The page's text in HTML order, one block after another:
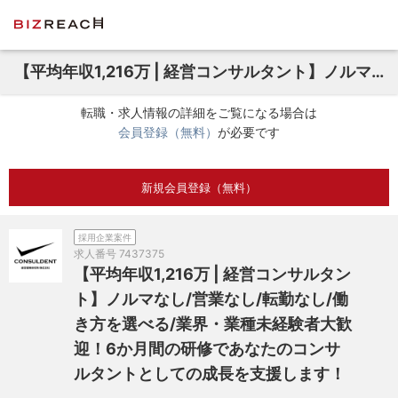
【平均年収1,216万 | 経営コンサルタント】ノルマなし/営業なし/転勤なし/働き方を選べる/業界・業種未経験者大歓迎！6か月間の研修であなたのコンサルタントとしての成長を支援します！
転職・求人情報の詳細をご覧になる場合は
会員登録（無料） が必要です
新規会員登録（無料）
採用企業案件
求人番号 7437375
【平均年収1,216万 | 経営コンサルタン
ト】ノルマなし/営業なし/転勤なし/働
き方を選べる/業界・業種未経験者大歓
迎！6か月間の研修であなたのコンサ
ルタントとしての成長を支援します！